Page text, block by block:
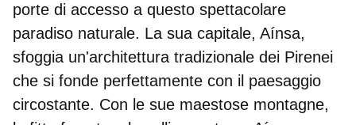
porte di accesso a questo spettacolare
paradiso naturale. La sua capitale, Aínsa,
sfoggia un'architettura tradizionale dei Pirenei
che si fonde perfettamente con il paesaggio
circostante. Con le sue maestose montagne,